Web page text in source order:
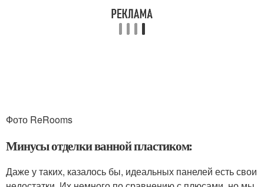
Фото ReRooms
Минусы отделки ванной пластиком:
Даже у таких, казалось бы, идеальных панелей есть свои